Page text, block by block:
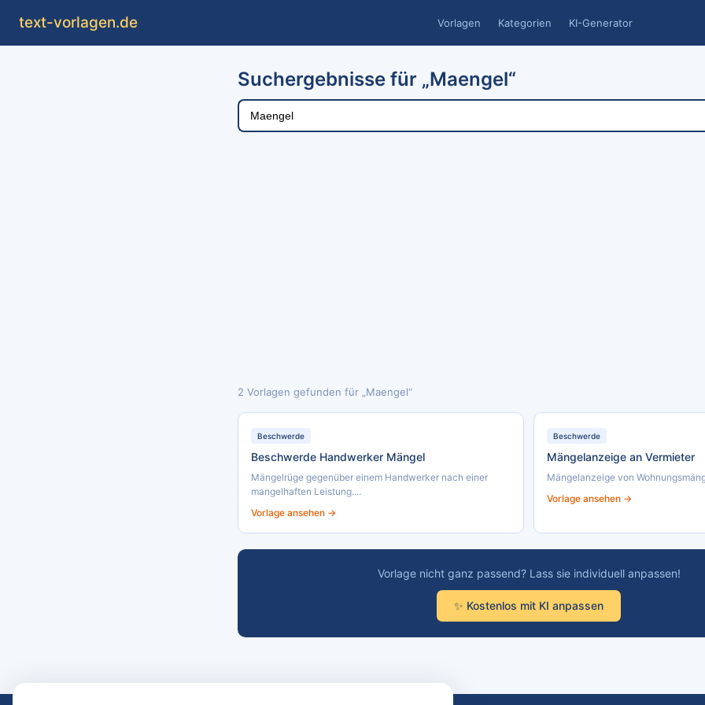
text-vorlagen.de Vorlagen Kategorien KI-Generator
Suchergebnisse für „Maengel“
2 Vorlagen gefunden für „Maengel“
Beschwerde
Beschwerde Handwerker Mängel
Mängelrüge gegenüber einem Handwerker nach einer
mangelhaften Leistung....
Vorlage ansehen →
Beschwerde
Mängelanzeige an Vermieter
Mängelanzeige von
Vorlage ansehen →
Vorlage nicht ganz passend? Lass sie individuell anpassen!
✨ Kostenlos mit KI anpassen